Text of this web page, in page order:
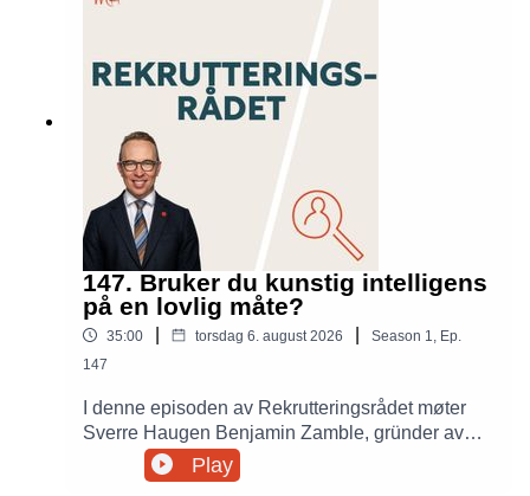
147. Bruker du kunstig intelligens
på en lovlig måte?
35:00 torsdag 6. august 2026 Season 1
Ep.
147
I denne episoden av Rekrutteringsrådet møter
Sverre Haugen Benjamin Zamble, gründer av
ZAGR og AI Governance Professional. Sammen
utforsker de hva AI Act betyr i praksis, hvordan
Play